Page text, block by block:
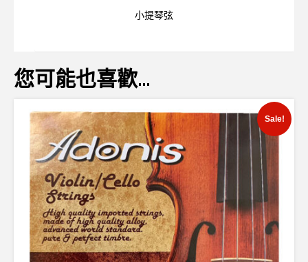
小提琴弦
您可能也喜歡…
Sale!